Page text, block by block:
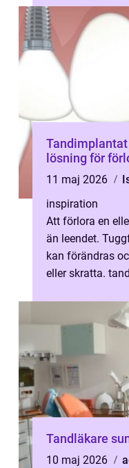
Tandimplantat en trygg och långsiktig
lösning för
11 maj 2026
inspiration
Att förlora en
än leendet.
kan förändras
eller skratta.
Tandläkare
10 maj 2026